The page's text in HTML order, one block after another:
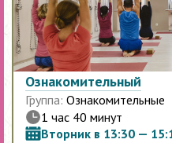
Ознакомительный
Группа: Ознакомительные
1 час 40 минут
Вторник в 13:30 —